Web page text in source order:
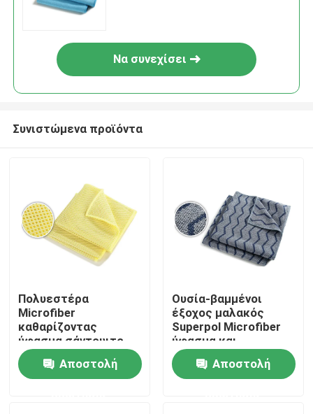
Αρχική Σελίδα
Προϊόντα
Να συνεχίσει
Συνιστώμενα προϊόντα
Πολυεστέρα
Microfiber
καθαρίζοντας
ύφασμα σάντουιτς
υφασμάτων Weft για
την κουζίναΑποστολή
Ουσία-βαμμένοι
έξοχος μαλακός
Superpol Microfiber
ύφασμα και
απορροφητικός
Αποστολή